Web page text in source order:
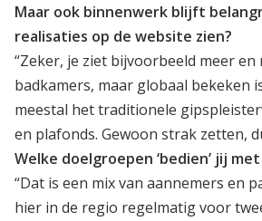
Maar ook binnenwerk blijft
realisaties op de website zien?
“Zeker, je ziet bijvoorbeeld meer
badkamers, maar globaal bekeken
meestal het traditionele
en plafonds. Gewoon strak zetten,
Welke doelgroepen ‘bedien’ jij
“Dat is een mix van aannemers en
hier in de regio regelmatig voor